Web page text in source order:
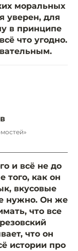
моральных
уверен, для
в принципе
что угодно.
и всё не до
того, как он
вкусовые
нужно. Он же
что все
что он
истории про